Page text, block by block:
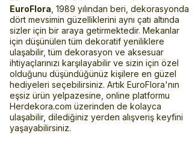
EuroFlora , 1989 yılından beri, dekorasyonda
dört mevsimin güzelliklerini aynı çatı altında
sizler için bir araya getirmektedir. Mekanlar
için düşünülen tüm dekoratif yeniliklere
ulaşabilir, tüm dekorasyon ve aksesuar
ihtiyaçlarınızı karşılayabilir ve sizin için özel
olduğunu düşündüğünüz kişilere en güzel
hediyeleri seçebilirsiniz. Artık EuroFlora'nın
eşsiz ürün yelpazesine, online platformu
Herdekora.com üzerinden de kolayca
ulaşabilir, dilediğiniz yerden alışveriş keyfini
yaşayabilirsiniz.